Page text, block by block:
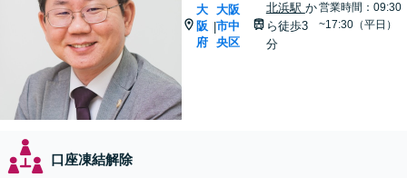
大
阪
府
|
大阪
市中
央区
北浜駅 か
ら徒歩3
分
営業時間：09:30
~17:30（平日）
口座凍結解除